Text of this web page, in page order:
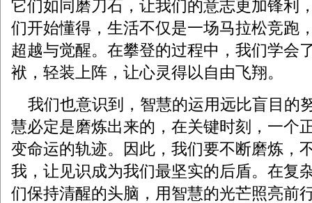
它们如同磨刀石，让我们的意志更加锋利
们开始懂得，生活不仅是一场马拉松竞跑
超越与觉醒。在攀登的过程中，我们学会
袱，轻装上阵，让心灵得以自由飞翔。
我们也意识到，智慧的运用远比盲目的
慧必定是磨炼出来的，在关键时刻，一个
变命运的轨迹。因此，我们要不断磨炼，
我，让见识成为我们最坚实的后盾。在复
们保持清醒的头脑，用智慧的光芒照亮前